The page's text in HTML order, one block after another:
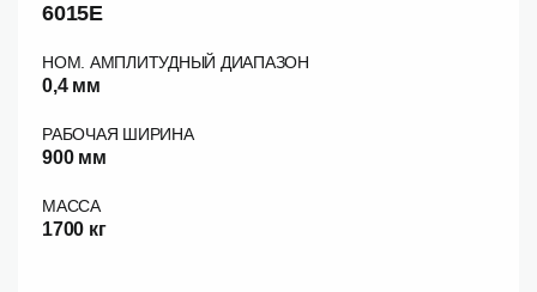
6015E
НОМ. АМПЛИТУДНЫЙ ДИАПАЗОН
0,4 мм
РАБОЧАЯ ШИРИНА
900 мм
МАССА
1700 кг